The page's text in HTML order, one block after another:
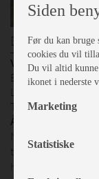
Dethleffs
Vægt
Egenvægt
Lasteevne
Totalvægt
Årgang
Nyhed 2026,
til de stilbeviste
Siden
Før du kan
cookies du vil
Du vil altid
ikonet i nederste
Marketing
Statistiske